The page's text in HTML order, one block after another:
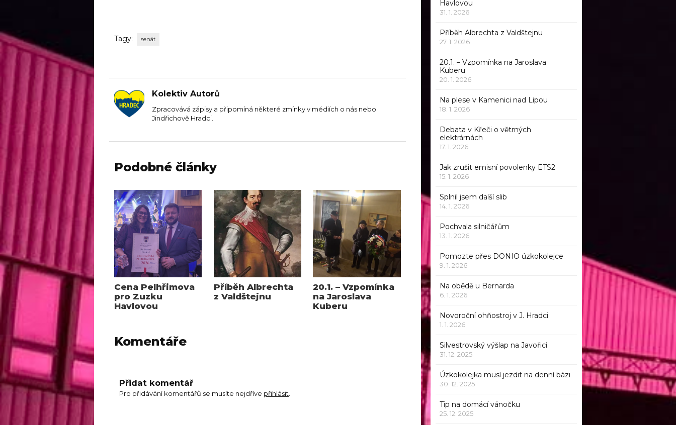
Tagy: senát
Kolektiv Autorů
Zpracovává zápisy a připomíná některé zmínky v médiích o nás nebo
Jindřichově Hradci.
Podobné články
Cena Pelhřimova
pro Zuzku
Havlovou
Příběh Albrechta
z Valdštejnu
20.1. – Vzpomínka
na Jaroslava
Kuberu
Komentáře
Přidat komentář
Pro přidávání komentářů se musíte nejdříve přihlásit.
Havlovou
31. 1. 2026
Příběh Albrechta z Valdštejnu
27. 1. 2026
20.1. – Vzpomínka na Jaroslava
Kuberu
20. 1. 2026
Na plese v Kamenici nad Lipou
18. 1. 2026
Debata v Křeči o větrných
elektrárnách
17. 1. 2026
Jak zrušit emisní povolenky ETS2
15. 1. 2026
Splnil jsem další slib
14. 1. 2026
Pochvala silničářům
13. 1. 2026
Pomozte přes DONIO úzkokolejce
9. 1. 2026
Na obědě u Bernarda
6. 1. 2026
Novoroční ohňostroj v J. Hradci
1. 1. 2026
Silvestrovský výšlap na Javořici
31. 12. 2025
Úzkokolejka musí jezdit na denní bázi
30. 12. 2025
Tip na domácí vánočku
25. 12. 2025